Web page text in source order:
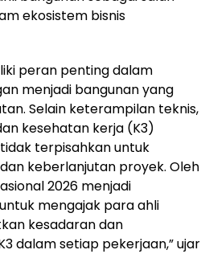
ekosistem bisnis
peran penting dalam
menjadi bangunan yang
Selain keterampilan teknis,
kesehatan kerja (K3)
terpisahkan untuk
keberlanjutan proyek. Oleh
2026 menjadi
mengajak para ahli
kesadaran dan
dalam setiap pekerjaan,” ujar